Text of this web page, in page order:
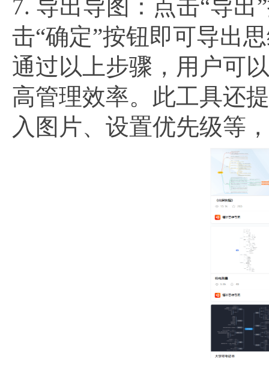
7. 导出导图：点击“导
击“确定”按钮即可导出
通过以上步骤，用户可
高管理效率。此工具还
入图片、设置优先级等